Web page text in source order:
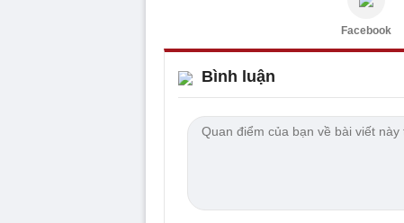
Facebook
Bình luận